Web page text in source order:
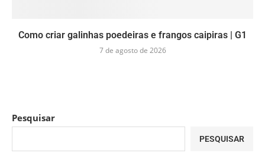
Como criar galinhas poedeiras e frangos caipiras | G1
7 de agosto de 2026
Pesquisar
PESQUISAR